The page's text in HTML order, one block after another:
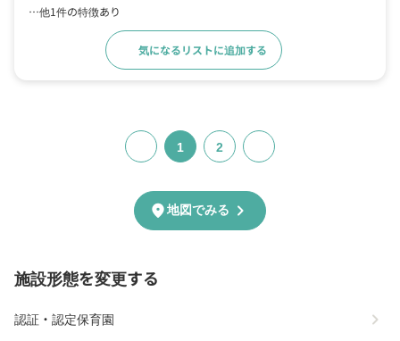
…他1件の特徴あり
気になるリストに追加する
1 2
location_on地図でみる chevron_right
施設形態を変更する
認証・認定保育園 chevron_right